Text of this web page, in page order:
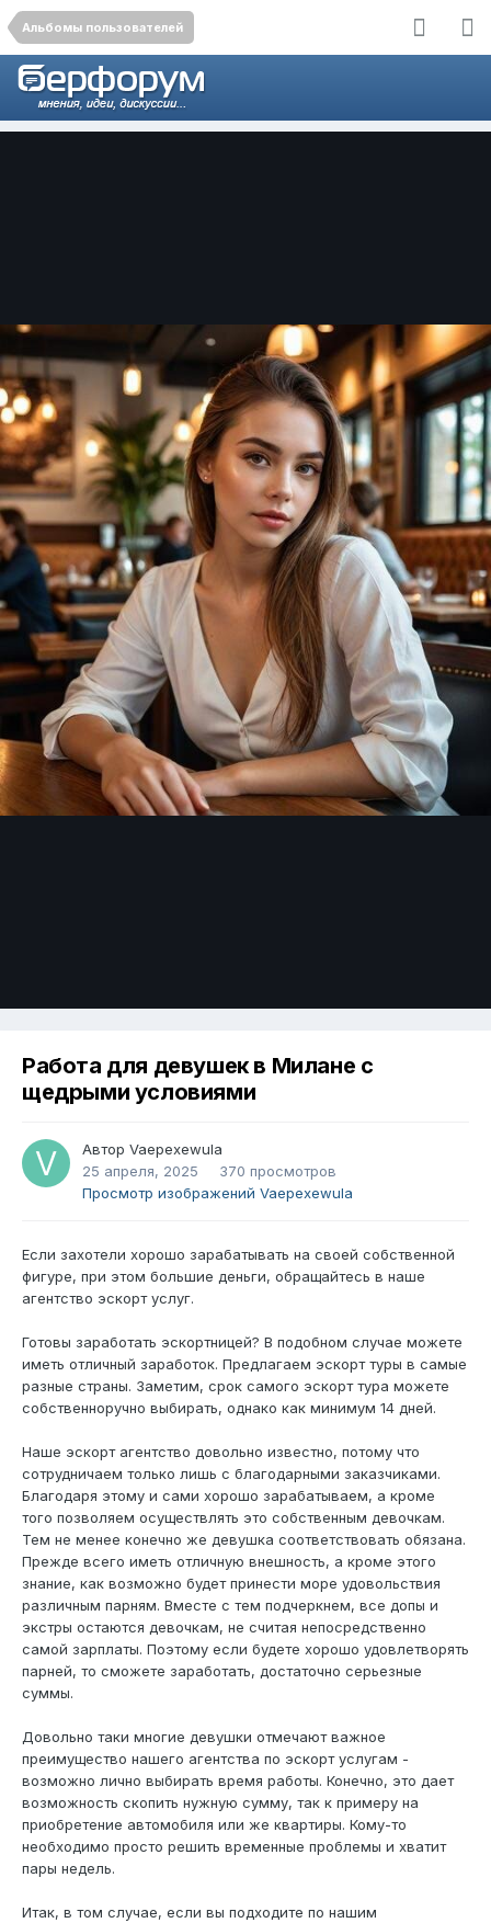
Альбомы пользователей
Работа для девушек в Милане с
щедрыми условиями
Автор Vaepexewula
25 апреля, 2025
370 просмотров
Просмотр изображений Vaepexewula
Если захотели хорошо зарабатывать на своей собственной
фигуре, при этом большие деньги, обращайтесь в наше
агентство эскорт услуг.
Готовы заработать эскортницей? В подобном случае можете
иметь отличный заработок. Предлагаем эскорт туры в самые
разные страны. Заметим, срок самого эскорт тура можете
собственноручно выбирать, однако как минимум 14 дней.
Наше эскорт агентство довольно известно, потому что
сотрудничаем только лишь с благодарными заказчиками.
Благодаря этому и сами хорошо зарабатываем, а кроме
того позволяем осуществлять это собственным девочкам.
Тем не менее конечно же девушка соответствовать обязана.
Прежде всего иметь отличную внешность, а кроме этого
знание, как возможно будет принести море удовольствия
различным парням. Вместе с тем подчеркнем, все допы и
экстры остаются девочкам, не считая непосредственно
самой зарплаты. Поэтому если будете хорошо удовлетворять
парней, то сможете заработать, достаточно серьезные
суммы.
Довольно таки многие девушки отмечают важное
преимущество нашего агентства по эскорт услугам -
возможно лично выбирать время работы. Конечно, это дает
возможность скопить нужную сумму, так к примеру на
приобретение автомобиля или же квартиры. Кому-то
необходимо просто решить временные проблемы и хватит
пары недель.
Итак, в том случае, если вы подходите по нашим